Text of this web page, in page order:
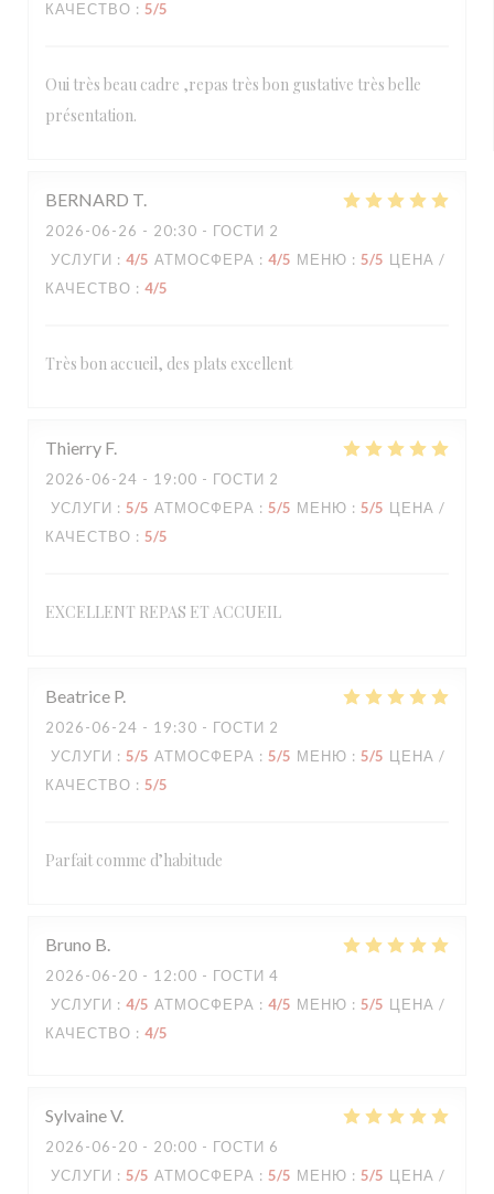
КАЧЕСТВО : 5/5
Oui très beau cadre ,repas très bon gustative très belle
présentation.
BERNARD T
2026-06-26 - 20:30 - ГОСТИ 2
УСЛУГИ : 4/5 АТМОСФЕРА : 4/5 МЕНЮ : 5/5 ЦЕНА /
КАЧЕСТВО : 4/5
Très bon accueil, des plats excellent
Thierry F
2026-06-24 - 19:00 - ГОСТИ 2
УСЛУГИ : 5/5 АТМОСФЕРА : 5/5 МЕНЮ : 5/5 ЦЕНА /
КАЧЕСТВО : 5/5
EXCELLENT REPAS ET ACCUEIL
Beatrice P
2026-06-24 - 19:30 - ГОСТИ 2
УСЛУГИ : 5/5 АТМОСФЕРА : 5/5 МЕНЮ : 5/5 ЦЕНА /
КАЧЕСТВО : 5/5
Parfait comme d’habitude
Bruno B
2026-06-20 - 12:00 - ГОСТИ 4
УСЛУГИ : 4/5 АТМОСФЕРА : 4/5 МЕНЮ : 5/5 ЦЕНА /
КАЧЕСТВО : 4/5
SylvaineV
2026-06-20 - 20:00 - ГОСТИ 6
УСЛУГИ : 5/5 АТМОСФЕРА : 5/5 МЕНЮ : 5/5 ЦЕНА /